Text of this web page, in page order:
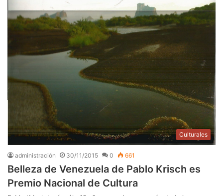
Culturales
administración 30/11/2015 0 661
Belleza de Venezuela de Pablo Krisch es
Premio Nacional de Cultura